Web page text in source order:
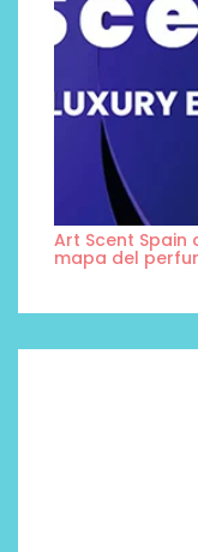
Art Scent Spain
mapa del